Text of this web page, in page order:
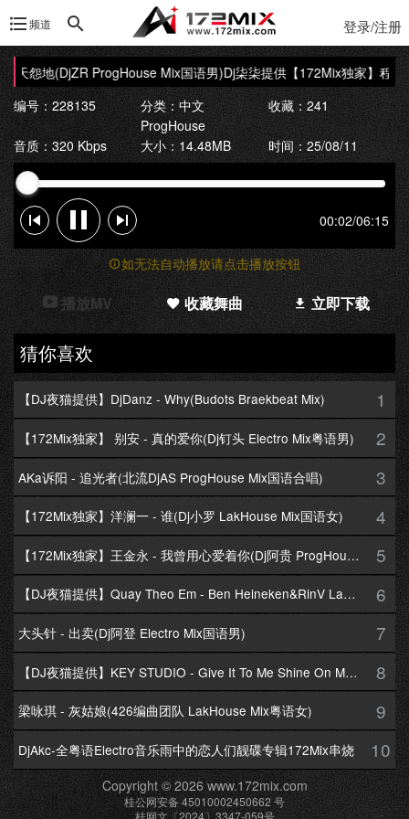
频道 登录/注册
天怨地(DjZR ProgHouse Mix国语男)Dj柒柒提供【172Mix独家】程科
编号：228135
分类：中文
ProgHouse
收藏：241
音质：320 Kbps 大小：14.48MB 时间：25/08/11
00:02/06:15
如无法自动播放请点击播放按钮
播放MV 收藏舞曲 立即下载
猜你喜欢
【DJ夜猫提供】DjDanz - Why(Budots Braekbeat Mix) 1
【172Mix独家】 别安 - 真的爱你(Dj钉头 Electro Mix粤语男) 2
AKa诉阳 - 追光者(北流DjAS ProgHouse Mix国语合唱) 3
【172Mix独家】洋澜一 - 谁(Dj小罗 LakHouse Mix国语女) 4
【172Mix独家】王金永 - 我曾用心爱着你(Dj阿贵 ProgHouse Mix国语男) 5
【DJ夜猫提供】Quay Theo Em - Ben Heineken&RinV LakHouse Mix 6
大头针 - 出卖(Dj阿登 Electro Mix国语男) 7
【DJ夜猫提供】KEY STUDIO - Give It To Me Shine On Me By Lambo Thea 8
梁咏琪 - 灰姑娘(426编曲团队 LakHouse Mix粤语女) 9
DjAkc-全粤语Electro音乐雨中的恋人们靓碟专辑172Mix串烧 10
Copyright © 2026 www.172mix.com
桂公网安备 45010002450662 号
桂网文〔2024〕3347-059号